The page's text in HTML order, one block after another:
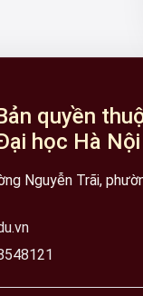
quyền
học Hà Nội
Nguyễn Trãi,